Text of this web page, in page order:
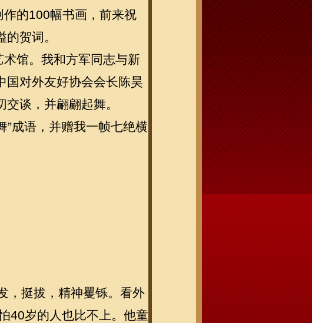
的100幅书画，前来祝
贺词。
馆。我和方军同志与新
国对外友好协会会长陈昊
谈，并翩翩起舞。
”成语，并赠我一帧七绝横
，挺拔，精神矍铄。看外
40岁的人也比不上。他童